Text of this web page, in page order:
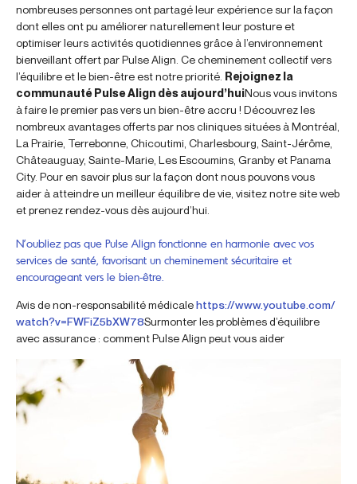
nombreuses personnes ont partagé leur expérience sur la façon
dont elles ont pu améliorer naturellement leur posture et
optimiser leurs activités quotidiennes grâce à l’environnement
bienveillant offert par Pulse Align. Ce cheminement collectif vers
l’équilibre et le bien-être est notre priorité. Rejoignez la
communauté Pulse Align dès aujourd’huiNous vous invitons
à faire le premier pas vers un bien-être accru ! Découvrez les
nombreux avantages offerts par nos cliniques situées à Montréal,
La Prairie, Terrebonne, Chicoutimi, Charlesbourg, Saint-Jérôme,
Châteauguay, Sainte-Marie, Les Escoumins, Granby et Panama
City. Pour en savoir plus sur la façon dont nous pouvons vous
aider à atteindre un meilleur équilibre de vie, visitez notre site web
et prenez rendez-vous dès aujourd’hui.
N’oubliez pas que Pulse Align fonctionne en harmonie avec vos
services de santé, favorisant un cheminement sécuritaire et
encourageant vers le bien-être.
Avis de non-responsabilité médicalehttps://www.youtube.com/
watch?v=FWFiZ5bXW78Surmonter les problèmes d’équilibre
avec assurance : comment Pulse Align peut vous aider